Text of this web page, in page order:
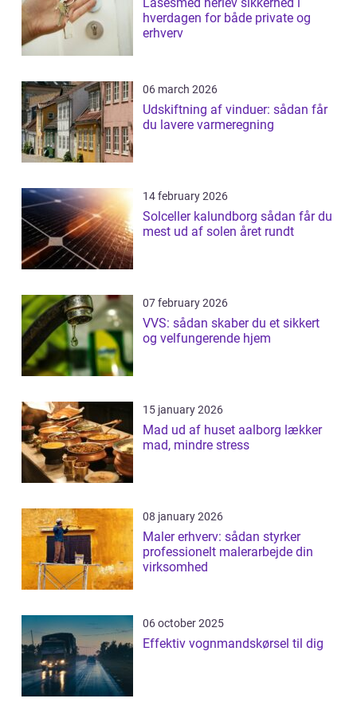
hverdagen for både private og
erhverv
06 march 2026
Udskiftning af vinduer: sådan får
du lavere varmeregning
14 february 2026
Solceller kalundborg sådan får du
mest ud af solen året rundt
07 february 2026
VVS: sådan skaber du et sikkert
og velfungerende hjem
15 january 2026
Mad ud af huset aalborg lækker
mad, mindre stress
08 january 2026
Maler erhverv: sådan styrker
professionelt malerarbejde din
virksomhed
06 october 2025
Effektiv vognmandskørsel til dig